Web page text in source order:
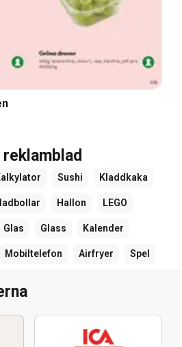
Sushi Kladdkaka
Hallon LEGO
Glas Glass Kalender
Mobiltelefon Airfryer Spel